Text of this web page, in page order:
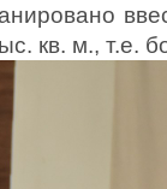
кв. м., т.е.